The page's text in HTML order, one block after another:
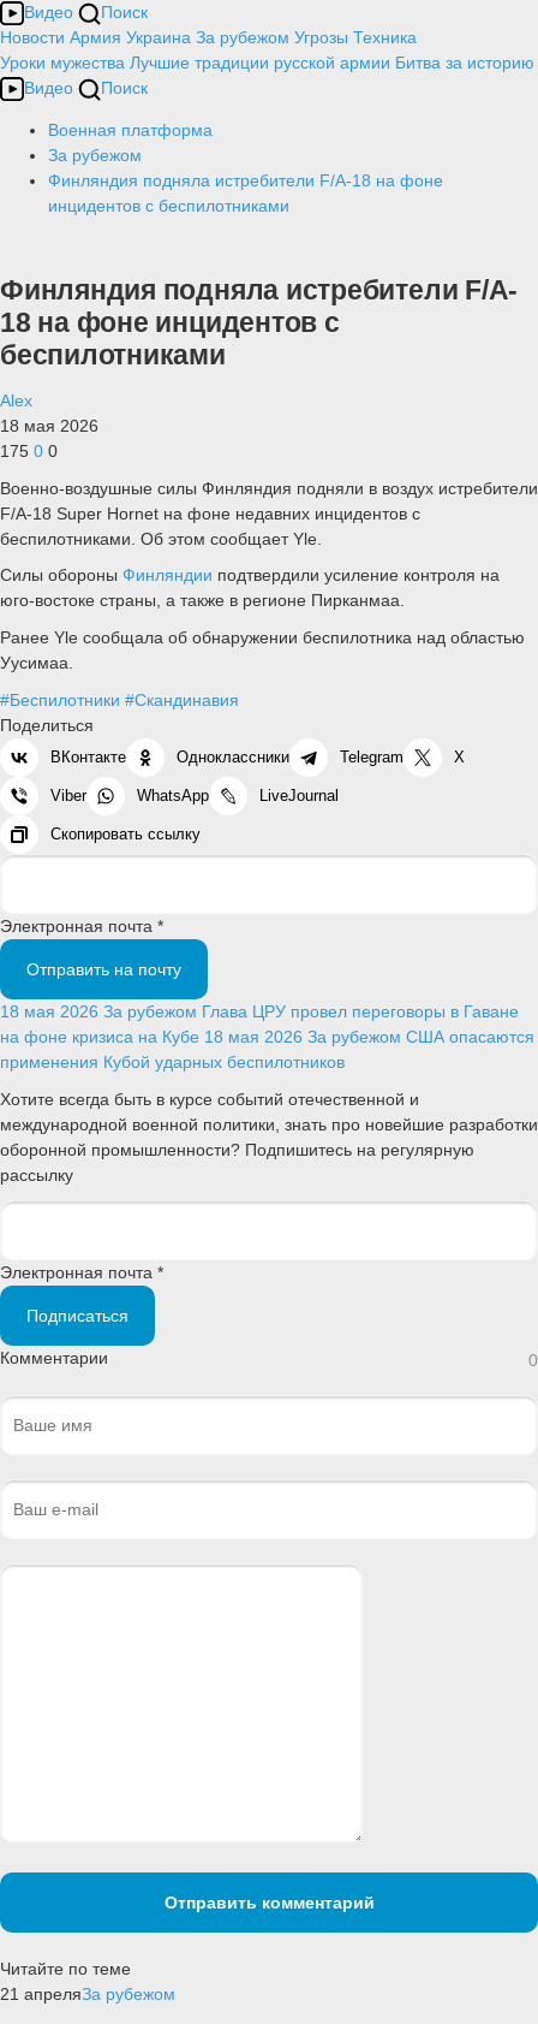
Видео
Поиск
Новости Армия Украина За рубежом Угрозы Техника
Уроки мужества Лучшие традиции русской армии Битва за историю
Видео
Поиск
Военная платформа
За рубежом
Финляндия подняла истребители F/A-18 на фоне
инцидентов с беспилотниками
Финляндия подняла истребители F/A-
18 на фоне инцидентов с
беспилотниками
Alex
18 мая 2026
175 0 0
Военно-воздушные силы Финляндия подняли в воздух истребители
F/A-18 Super Hornet на фоне недавних инцидентов с
беспилотниками. Об этом сообщает Yle.
Силы обороны Финляндии подтвердили усиление контроля на
юго-востоке страны, а также в регионе Пирканмаа.
Ранее Yle сообщала об обнаружении беспилотника над областью
Уусимаа.
#Беспилотники #Скандинавия
Поделиться
ВКонтакте Одноклассники Telegram X
Viber WhatsApp LiveJournal
Скопировать ссылку
Электронная почта *
Отправить на почту
18 мая 2026 За рубежом Глава ЦРУ провел переговоры в Гаване
на фоне кризиса на Кубе 18 мая 2026 За рубежом США опасаются
применения Кубой ударных беспилотников
Хотите всегда быть в курсе событий отечественной и
международной военной политики, знать про новейшие разработки
оборонной промышленности? Подпишитесь на регулярную
рассылку
Электронная почта *
Подписаться
Комментарии 0
Отправить комментарий
Читайте по теме
21 апреляЗа рубежом